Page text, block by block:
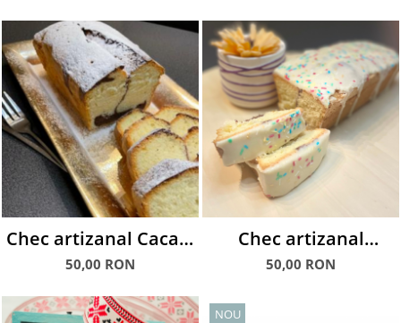
Chec artizanal Cacao,
600 g
50,00 RON
Chec artizanal
glazurat Curcubeu,
50,00 RON
NOU